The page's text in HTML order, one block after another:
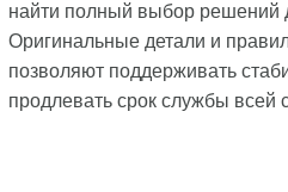
найти полный выбор решений
Оригинальные детали и
позволяют поддерживать
продлевать срок службы всей